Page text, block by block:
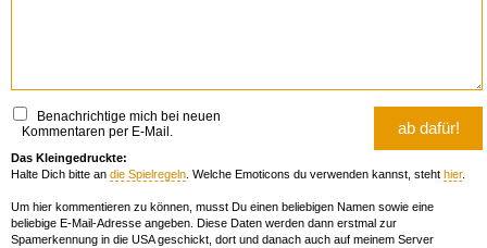
Benachrichtige mich bei neuen
Kommentaren per E-Mail.
Das Kleingedruckte:
Halte Dich bitte an die Spielregeln . Welche Emoticons du verwenden kannst, steht hier.
Um hier kommentieren zu können, musst Du einen beliebigen Namen sowie eine
beliebige E-Mail-Adresse angeben. Diese Daten werden dann erstmal zur
Spamerkennung in die USA geschickt, dort und danach auch auf meinem Server